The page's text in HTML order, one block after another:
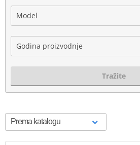
Model
Godina proizvodnje
Tražite